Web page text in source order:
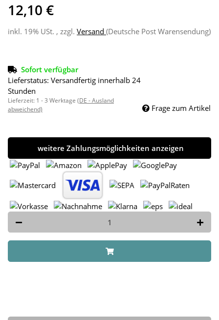
12,10 €
inkl. 19% USt. , zzgl. Versand (Deutsche Post Warensendung)
Sofort verfügbar
Lieferstatus: Versandfertig innerhalb 24
Stunden
Lieferzeit: 1 - 3 Werktage (DE - Ausland
abweichend)
Frage zum Artikel
weitere Zahlungsmöglichkeiten anzeigen